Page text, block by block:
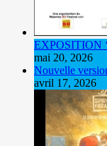
EXPOSITION
mai 20, 2026
Nouvelle
avril 17, 2026